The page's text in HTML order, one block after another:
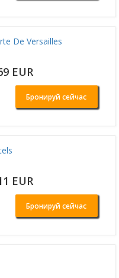
De Versailles
EUR
Бронируй сейчас
EUR
Бронируй сейчас